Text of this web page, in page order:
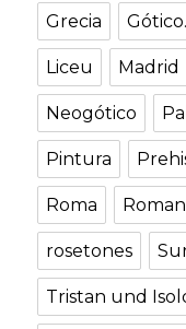
Grecia Gótico.
Liceu Madrid
Neogótico
Pintura
Roma
rosetones
Tristan und